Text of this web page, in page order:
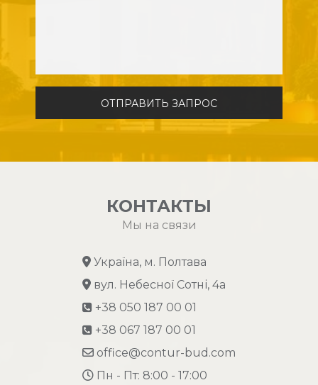
КОНТАКТЫ
Мы на связи
Україна, м. Полтава
вул. Небесної Сотні, 4а
+38 050 187 00 01
+38 067 187 00 01
office@contur-bud.com
Пн - Пт: 8:00 - 17:00